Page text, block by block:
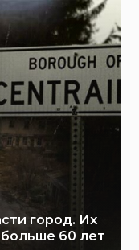
город. Их
60 лет